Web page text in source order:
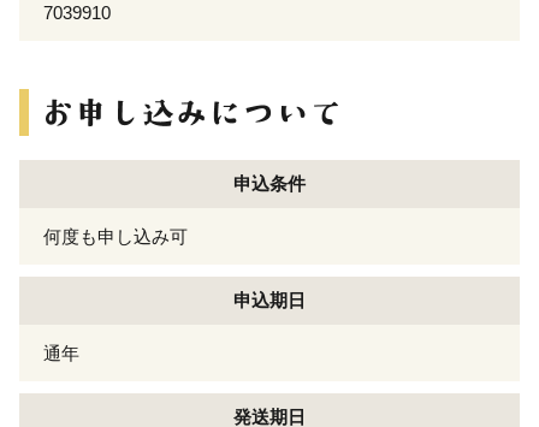
7039910
申込条件
何度も申し込み可
申込期日
通年
発送期日